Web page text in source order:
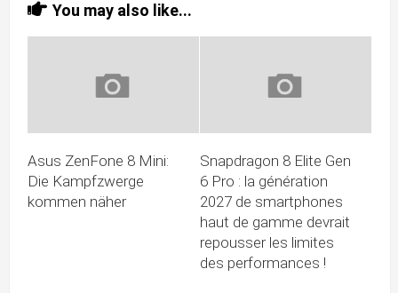
You may also like...
Asus ZenFone 8 Mini:
Die Kampfzwerge
kommen näher
Snapdragon 8 Elite Gen
6 Pro : la génération
2027 de smartphones
haut de gamme devrait
repousser les limites
des performances !